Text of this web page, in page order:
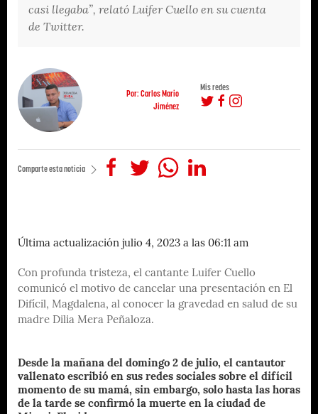
casi llegaba”, relató Luifer Cuello en su cuenta
de Twitter.
Por: Carlos Mario
Jiménez
Mis redes
Comparte esta noticia
Última actualización julio 4, 2023 a las 06:11 am
Con profunda tristeza, el cantante Luifer Cuello
comunicó el motivo de cancelar una presentación en El
Difícil, Magdalena, al conocer la gravedad en salud de su
madre Dilia Mera Peñaloza.
Desde la mañana del domingo 2 de julio, el cantautor
vallenato escribió en sus redes sociales sobre el difícil
momento de su mamá, sin embargo, solo hasta las horas
de la tarde se confirmó la muerte en la ciudad de